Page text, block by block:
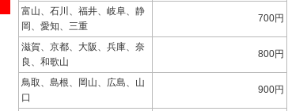
富山、石川、福井、岐阜、静
岡、愛知、三重
700円
滋賀、京都、大阪、兵庫、奈
良、和歌山
800円
鳥取、島根、岡山、広島、山
口
900円